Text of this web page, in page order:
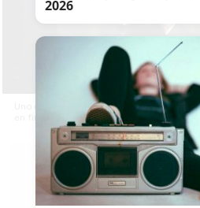
Uno de los rótulos del programa de
RUBÉN
GUERRERO
Actualizado:
2026